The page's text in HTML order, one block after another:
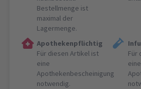
Bestellmenge ist
maximal der
Lagermenge.
Apothekenpflichtig
Für diesen Artikel ist
eine
Apothekenbescheinigung
notwendig.
Für
eine